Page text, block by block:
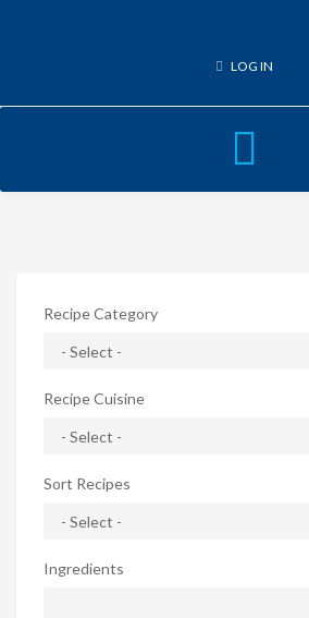
LOG IN
Toggle
Recipe Category
Recipe Cuisine
Sort Recipes
Ingredients